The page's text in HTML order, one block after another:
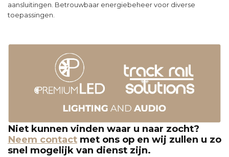
aansluitingen. Betrouwbaar energiebeheer voor diverse
toepassingen.
Niet kunnen vinden waar u naar zocht?
Neem contact met ons op en wij zullen u zo
snel mogelijk van dienst zijn.